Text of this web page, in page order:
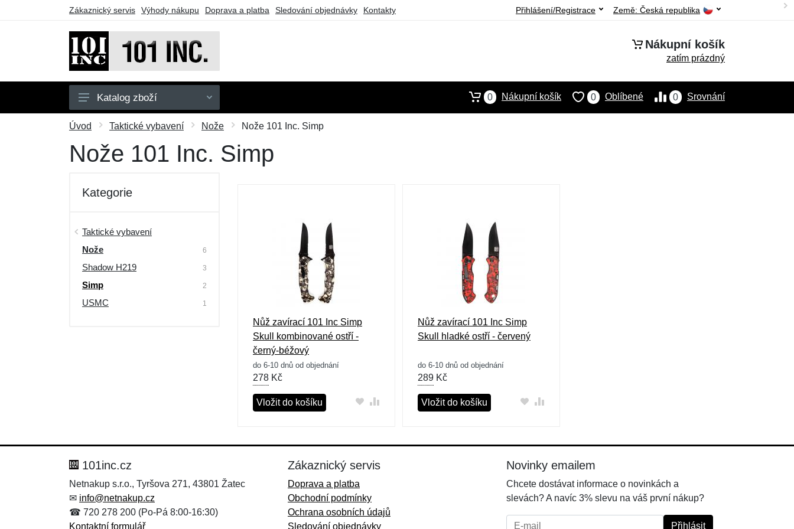
Zákaznický servis Výhody nákupu Doprava a platba Sledování objednávky Kontakty Země: Česká republika
Přihlášení/Registrace
Nákupní košík
zatím prázdný
Pánské
Dětské
Obuv
Taktické vybavení
Dárkové poukazy
Výprodej
Katalog zboží 0 Srovnání
0 Oblíbené
0 Nákupní košík
Úvod Taktické vybavení Nože Nože 101 Inc. Simp
Nože 101 Inc. Simp
Kategorie
Taktické vybavení
Nože
6
Shadow H219 3
Simp 2
USMC 1
Nůž zavírací 101 Inc Simp
Skull kombinované ostří -
černý-béžový
do 6-10 dnů od objednání
278 Kč
Vložit do košíku
Nůž zavírací 101 Inc Simp
Skull hladké ostří - červený
do 6-10 dnů od objednání
289Kč
Vložit do košíku
101inc.cz
Netnakup s.r.o., Tyršova 271, 43801 Žatec
✉ info@netnakup.cz
☎ 720 278 200 (Po-Pá 8:00-16:30)
Kontaktní formulář
Zákaznický servis
Doprava a platba
Obchodní podmínky
Ochrana osobních údajů
Sledování objednávky
Novinky emailem
Chcete dostávat informace o novinkách a
slevách? A navíc 3% slevu na váš první nákup?
E-mail: Přihlásit